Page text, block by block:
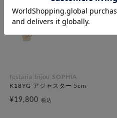
festaria bijou SOPHIA
K18YG アジャスター 5cm
¥19,800 税込